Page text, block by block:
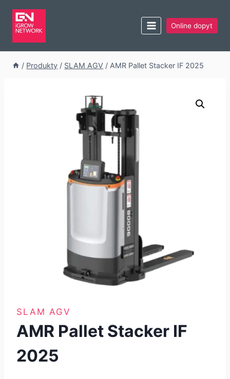
Online dopyt
/ Produkty / SLAM AGV / AMR Pallet Stacker IF 2025
SLAM AGV
AMR Pallet Stacker IF
2025